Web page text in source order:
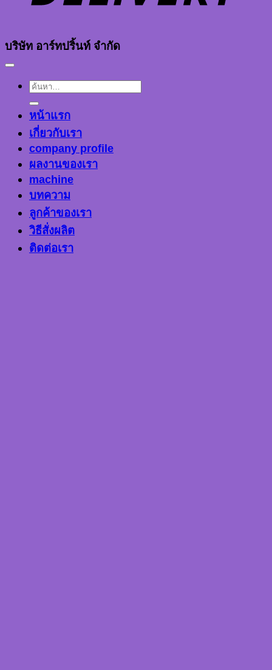
บริษัท อาร์ทปริ้นท์ จำกัด
ค้นหา:
หน้าแรก
เกี่ยวกับเรา
company profile
ผลงานของเรา
machine
บทความ
ลูกค้าของเรา
วิธีสั่งผลิต
ติดต่อเรา